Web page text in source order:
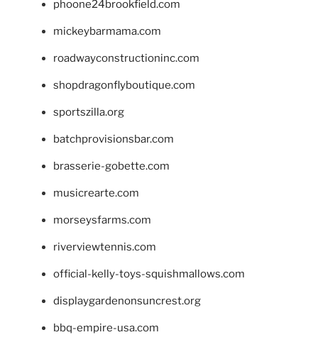
phoone24brookfield.com
mickeybarmama.com
roadwayconstructioninc.com
shopdragonflyboutique.com
sportszilla.org
batchprovisionsbar.com
brasserie-gobette.com
musicrearte.com
morseysfarms.com
riverviewtennis.com
official-kelly-toys-squishmallows.com
displaygardenonsuncrest.org
bbq-empire-usa.com